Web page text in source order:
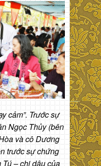
cảm”. Trước sự
Ngọc Thủy (bên
và cô Dương
trước sự chứng
– chị dâu của